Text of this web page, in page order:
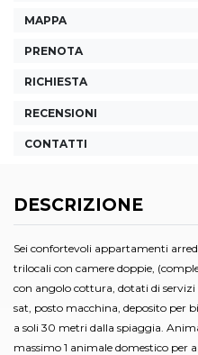
MAPPA
PRENOTA
RICHIESTA
RECENSIONI
CONTATTI
DESCRIZIONE
Sei confortevoli appartamenti
trilocali con camere doppie,
con angolo cottura, dotati di
sat, posto macchina, deposito per
a soli 30 metri dalla spiaggia.
massimo 1 animale domestico